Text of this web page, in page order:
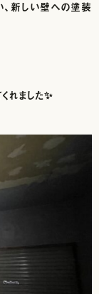
、新しい壁への塗装
れました✨